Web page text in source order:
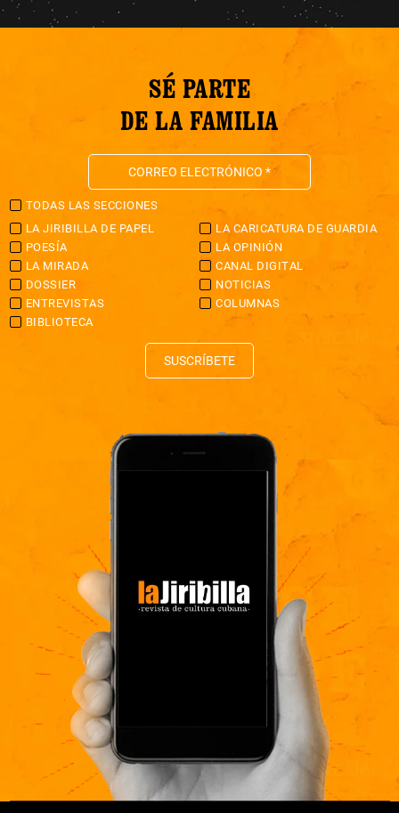
SÉ PARTE
DE LA FAMILIA
TODAS LAS SECCIONES
LA JIRIBILLA DE PAPEL
LA CARICATURA DE GUARDIA
POESÍA
LA OPINIÓN
LA MIRADA
CANAL DIGITAL
DOSSIER
NOTICIAS
ENTREVISTAS
COLUMNAS
BIBLIOTECA
SUSCRÍBETE